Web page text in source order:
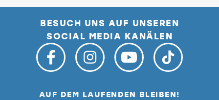
BESUCH UNS AUF UNSEREN
SOCIAL MEDIA KANÄLEN
AUF DEM LAUFENDEN BLEIBEN!